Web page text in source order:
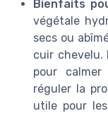
Bienfaits
végétale
secs ou
cuir chevelu.
pour
réguler la
utile pour